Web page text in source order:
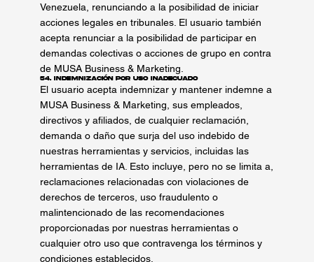
Venezuela, renunciando a la posibilidad de iniciar
acciones legales en tribunales. El usuario también
acepta renunciar a la posibilidad de participar en
demandas colectivas o acciones de grupo en contra
de MUSA Business & Marketing.
54. Indemnización por Uso Inadecuado
El usuario acepta indemnizar y mantener indemne a
MUSA Business & Marketing, sus empleados,
directivos y afiliados, de cualquier reclamación,
demanda o daño que surja del uso indebido de
nuestras herramientas y servicios, incluidas las
herramientas de IA. Esto incluye, pero no se limita a,
reclamaciones relacionadas con violaciones de
derechos de terceros, uso fraudulento o
malintencionado de las recomendaciones
proporcionadas por nuestras herramientas o
cualquier otro uso que contravenga los términos y
condiciones establecidos.